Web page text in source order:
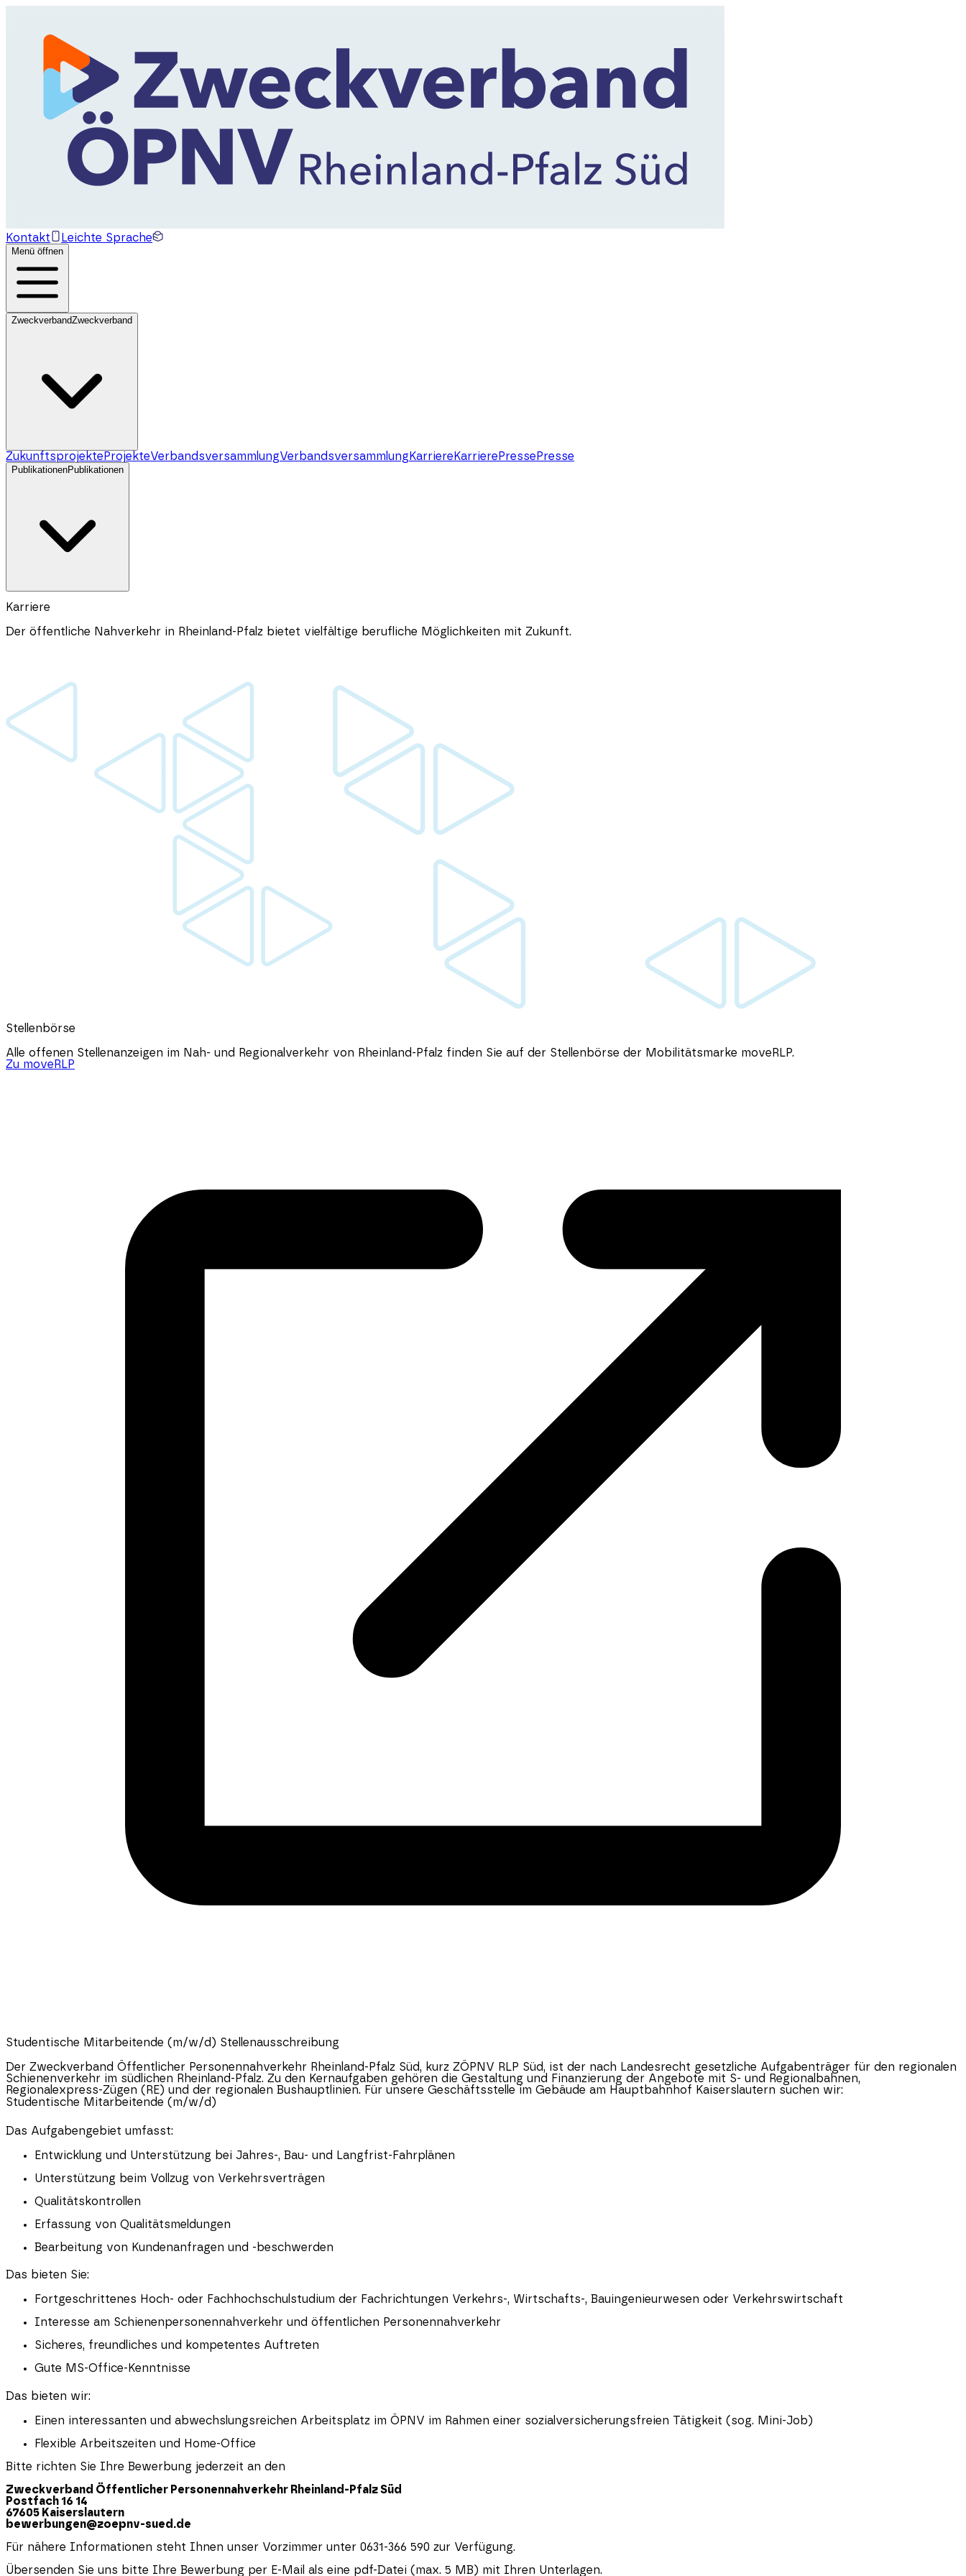
Kontakt Leichte Sprache
Menü öffnen
ZweckverbandZweckverband
Zukunftsprojekte ProjekteVerbandsversammlungVerbandsversammlung Karriere Karriere Presse Presse
PublikationenPublikationen
Karriere
Der öffentliche Nahverkehr in Rheinland-Pfalz bietet vielfältige berufliche Möglichkeiten mit Zukunft.
Stellenbörse
Alle offenen Stellenanzeigen im Nah- und Regionalverkehr von Rheinland-Pfalz finden Sie auf der Stellenbörse der Mobilitätsmarke moveRLP.
Zu moveRLP
Studentische Mitarbeitende (m/w/d) Stellenausschreibung
Der Zweckverband Öffentlicher Personennahverkehr Rheinland-Pfalz Süd, kurz ZÖPNV RLP Süd, ist der nach Landesrecht gesetzliche Aufgabenträger für den regionalen
Schienenverkehr im südlichen Rheinland-Pfalz. Zu den Kernaufgaben gehören die Gestaltung und Finanzierung der Angebote mit S- und Regionalbahnen,
Regionalexpress-Zügen (RE) und der regionalen Bushauptlinien. Für unsere Geschäftsstelle im Gebäude am Hauptbahnhof Kaiserslautern suchen wir:
Studentische Mitarbeitende (m/w/d)
Das Aufgabengebiet umfasst:
Entwicklung und Unterstützung bei Jahres-, Bau- und Langfrist-Fahrplänen
Unterstützung beim Vollzug von Verkehrsverträgen
Qualitätskontrollen
Erfassung von Qualitätsmeldungen
Bearbeitung von Kundenanfragen und -beschwerden
Das bieten Sie:
Fortgeschrittenes Hoch- oder Fachhochschulstudium der Fachrichtungen Verkehrs-, Wirtschafts-, Bauingenieurwesen oder Verkehrswirtschaft
Interesse am Schienenpersonennahverkehr und öffentlichen Personennahverkehr
Sicheres, freundliches und kompetentes Auftreten
Gute MS-Office-Kenntnisse
Das bieten wir:
Einen interessanten und abwechslungsreichen Arbeitsplatz im ÖPNV im Rahmen einer sozialversicherungsfreien Tätigkeit (sog. Mini-Job)
Flexible Arbeitszeiten und Home-Office
Bitte richten Sie Ihre Bewerbung jederzeit an den
Zweckverband Öffentlicher Personennahverkehr Rheinland-PfalzSüd
Postfach 16 14
67605 Kaiserslautern
bewerbungen@zoepnv-sued.de
Für nähere Informationen steht Ihnen unser Vorzimmer unter 0631-366 590 zur Verfügung.
Übersenden Sie uns bitte Ihre Bewerbung per E-Mail als eine pdf-Datei (max. 5 MB) mit Ihren Unterlagen.